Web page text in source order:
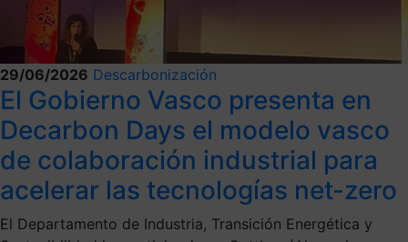
29/06/2026 Descarbonización
El Gobierno Vasco presenta en
Decarbon Days el modelo vasco
de colaboración industrial para
acelerar las tecnologías net-zero
El Departamento de Industria, Transición Energética y